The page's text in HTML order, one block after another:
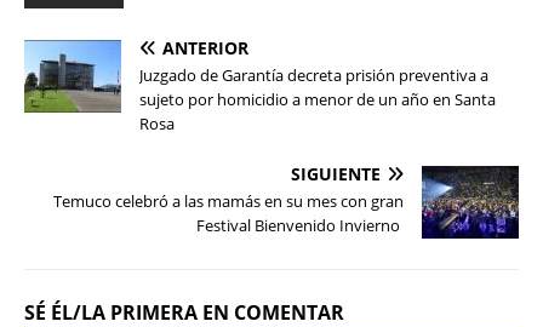
ANTERIOR
Juzgado de Garantía decreta prisión preventiva a
sujeto por homicidio a menor de un año en Santa
Rosa
SIGUIENTE
Temuco celebró a las mamás en su mes con gran
Festival Bienvenido Invierno
SÉ ÉL/LA PRIMERA EN COMENTAR